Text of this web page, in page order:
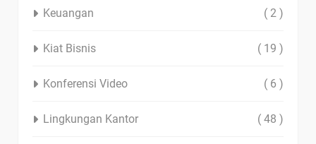
Keuangan ( 2 )
Kiat Bisnis ( 19 )
Konferensi Video ( 6 )
Lingkungan Kantor ( 48 )